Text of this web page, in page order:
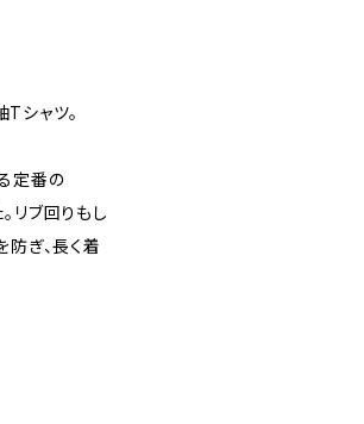
シャツ。
定番の
リブ回りもし
ぎ、長く着